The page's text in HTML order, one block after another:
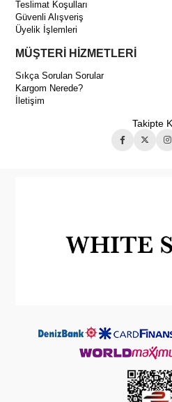
Teslimat Koşulları
Güvenli Alışveriş
Üyelik İşlemleri
MÜŞTERİ HİZMETLERİ
Sıkça Sorulan Sorular
Kargom Nerede?
İletişim
Takipte